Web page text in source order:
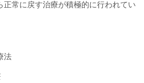
正常に戻す治療が積極的に行われてい
法